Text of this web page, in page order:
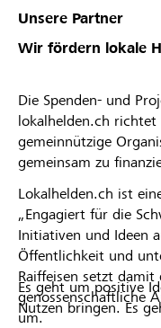
Unsere Partner
Wir fördern lokale
Die Spenden- und
lokalhelden.ch richtet
gemeinnützige
gemeinsam zu
Lokalhelden.ch ist
„Engagiert für die
Initiativen und Ideen
Öffentlichkeit und
Raiffeisen setzt
genossenschaftliche
um.
Es geht um positive
Nutzen bringen. Es